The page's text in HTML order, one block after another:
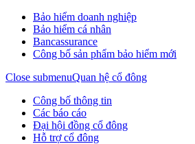
Bảo hiểm doanh nghiệp
Bảo hiểm cá nhân
Bancassurance
Công bố sản phẩm bảo hiểm mới
Close submenuQuan hệ cổ đông
Công bố thông tin
Các báo cáo
Đại hội đồng cổ đông
Hỗ trợ cổ đông